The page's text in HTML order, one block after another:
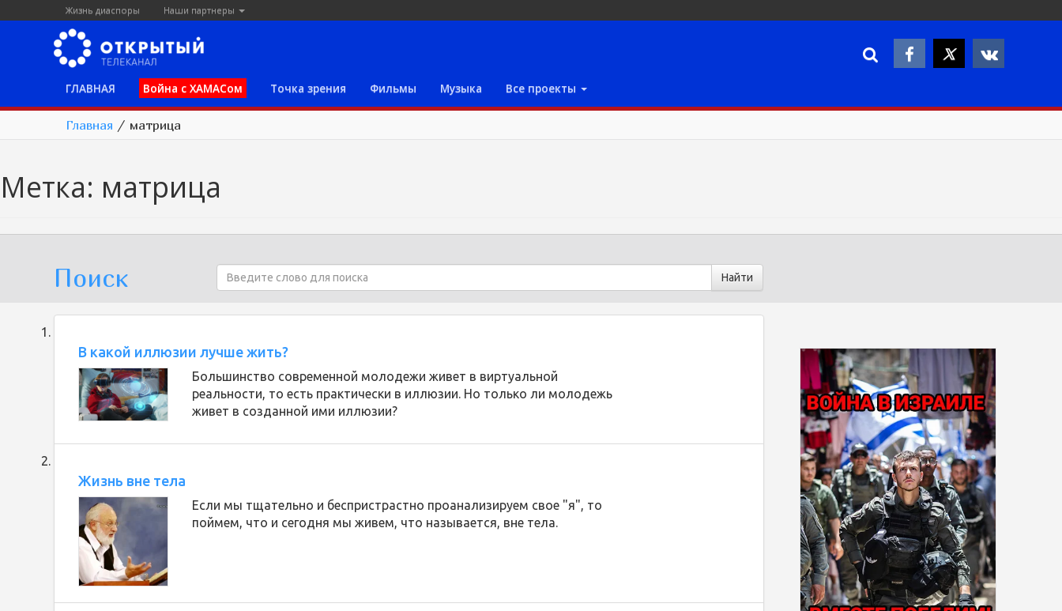
Жизнь диаспоры Наши партнеры
ГЛАВНАЯ Война с ХАМАСом Точка зрения Фильмы Музыка Все проекты
Главная / матрица
Метка: матрица
Поиск
В какой иллюзии лучше жить?
Большинство современной молодежи живет в виртуальной
реальности, то есть практически в иллюзии. Но только ли молодежь
живет в созданной ими иллюзии?
Жизнь вне тела
Если мы тщательно и беспристрастно проанализируем свое "я", то
поймем, что и сегодня мы живем, что называется, вне тела.